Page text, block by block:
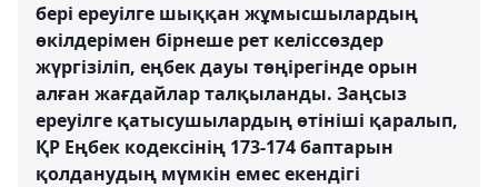
бері ереуілге шыққан жұмысшылардың
өкілдерімен бірнеше рет келіссөздер
жүргізіліп, еңбек дауы төңірегінде орын
алған жағдайлар талқыланды. Заңсыз
ереуілге қатысушылардың өтініші қаралып,
ҚР Еңбек кодексінің 173-174 баптарын
қолданудың мүмкін емес екендігі